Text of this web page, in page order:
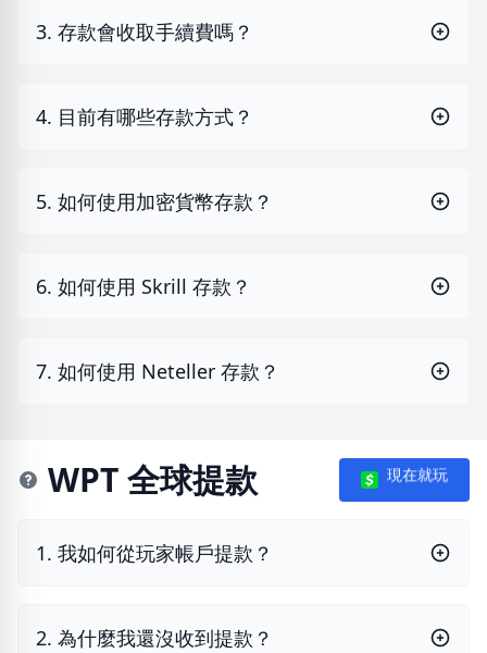
3. 存款會收取手續費嗎？
4. 目前有哪些存款方式？
5. 如何使用加密貨幣存款？
6. 如何使用 Skrill 存款？
7. 如何使用 Neteller 存款？
WPT 全球提款 現在就玩
1. 我如何從玩家帳戶提款？
2. 為什麼我還沒收到提款？